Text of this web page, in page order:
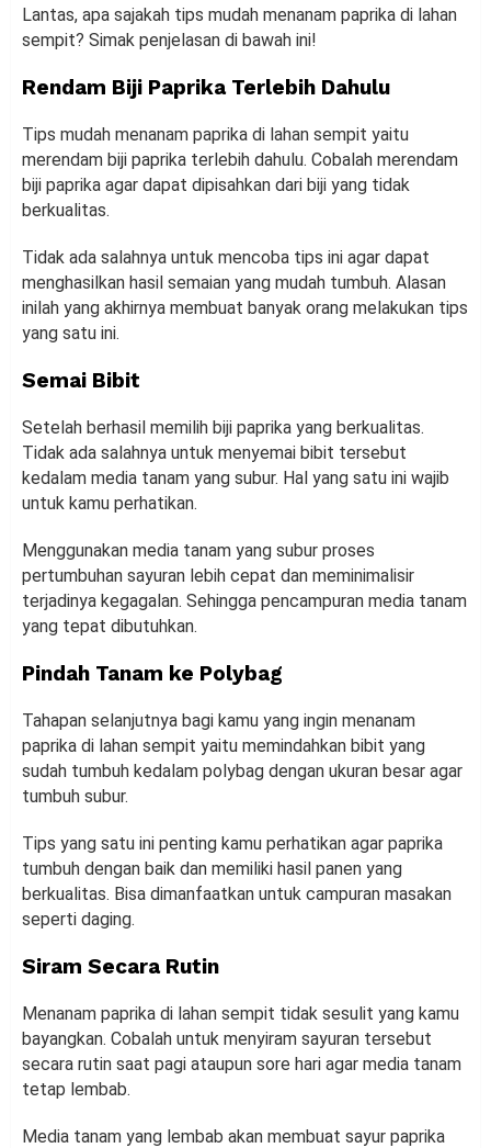
Lantas, apa sajakah tips mudah menanam paprika di lahan
sempit? Simak penjelasan di bawah ini!
Rendam Biji Paprika Terlebih Dahulu
Tips mudah menanam paprika di lahan sempit yaitu
merendam biji paprika terlebih dahulu. Cobalah merendam
biji paprika agar dapat dipisahkan dari biji yang tidak
berkualitas.
Tidak ada salahnya untuk mencoba tips ini agar dapat
menghasilkan hasil semaian yang mudah tumbuh. Alasan
inilah yang akhirnya membuat banyak orang melakukan tips
yang satu ini.
Semai Bibit
Setelah berhasil memilih biji paprika yang berkualitas.
Tidak ada salahnya untuk menyemai bibit tersebut
kedalam media tanam yang subur. Hal yang satu ini wajib
untuk kamu perhatikan.
Menggunakan media tanam yang subur proses
pertumbuhan sayuran lebih cepat dan meminimalisir
terjadinya kegagalan. Sehingga pencampuran media tanam
yang tepat dibutuhkan.
Pindah Tanam ke Polybag
Tahapan selanjutnya bagi kamu yang ingin menanam
paprika di lahan sempit yaitu memindahkan bibit yang
sudah tumbuh kedalam polybag dengan ukuran besar agar
tumbuh subur.
Tips yang satu ini penting kamu perhatikan agar paprika
tumbuh dengan baik dan memiliki hasil panen yang
berkualitas. Bisa dimanfaatkan untuk campuran masakan
seperti daging.
Siram Secara Rutin
Menanam paprika di lahan sempit tidak sesulit yang kamu
bayangkan. Cobalah untuk menyiram sayuran tersebut
secara rutin saat pagi ataupun sore hari agar media tanam
tetap lembab.
Media tanam yang lembab akan membuat sayur paprika